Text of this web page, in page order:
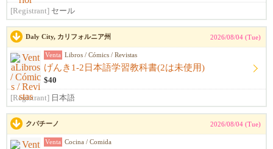
[Registrant] セール
Daly City, カリフォルニア州 2026/08/04 (Tue)
Venta Libros / Cómics / Revistas
げんき1-2日本語学習教科書(2は未使用)
$40
[Registrant] 日本語
クパチーノ 2026/08/04 (Tue)
Venta Cocina / Comida